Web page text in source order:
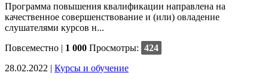
Программа повышения квалификации направлена на
качественное совершенствование и (или) овладение
слушателями курсов н...
Повсеместно | 1 000 Просмотры: 424
28.02.2022 | Курсы и обучение